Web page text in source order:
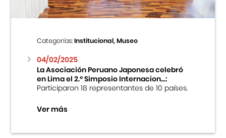
Categorías:Institucional, Museo
04/02/2025
La Asociación Peruano Japonesa celebró
en Lima el 2.º Simposio Internacion...:
Participaron 18 representantes de 10 países.
Ver más